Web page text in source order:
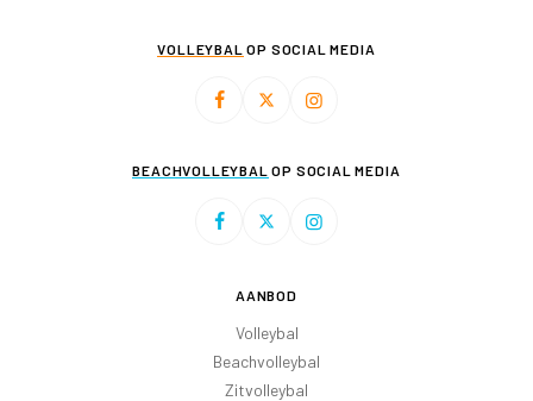
VOLLEYBAL OP SOCIAL MEDIA
BEACHVOLLEYBAL OP SOCIAL MEDIA
AANBOD
Volleybal
Beachvolleybal
Zitvolleybal